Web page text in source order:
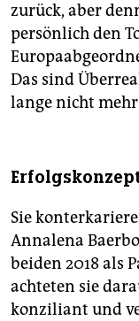
zurück, aber
persönlich den
Das sind
lange nicht
Sie
Annalena
beiden 2018 als
achteten sie
konziliant und